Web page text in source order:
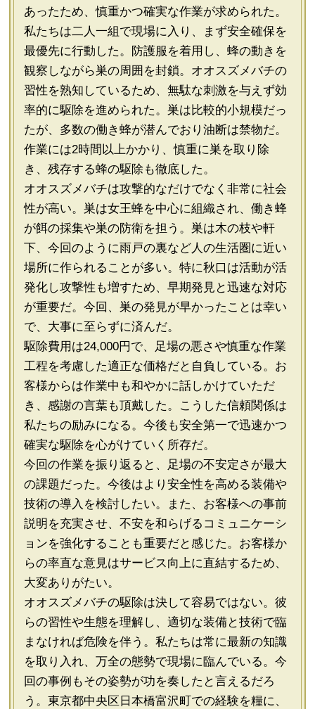
あったため、慎重かつ確実な作業が求められた。
私たちは二人一組で現場に入り、まず安全確保を
最優先に行動した。防護服を着用し、蜂の動きを
観察しながら巣の周囲を封鎖。オオスズメバチの
習性を熟知しているため、無駄な刺激を与えず効
率的に駆除を進められた。巣は比較的小規模だっ
たが、多数の働き蜂が潜んでおり油断は禁物だ。
作業には2時間以上かかり、慎重に巣を取り除
き、残存する蜂の駆除も徹底した。
オオスズメバチは攻撃的なだけでなく非常に社会
性が高い。巣は女王蜂を中心に組織され、働き蜂
が餌の採集や巣の防衛を担う。巣は木の枝や軒
下、今回のように雨戸の裏など人の生活圏に近い
場所に作られることが多い。特に秋口は活動が活
発化し攻撃性も増すため、早期発見と迅速な対応
が重要だ。今回、巣の発見が早かったことは幸い
で、大事に至らずに済んだ。
駆除費用は24,000円で、足場の悪さや慎重な作業
工程を考慮した適正な価格だと自負している。お
客様からは作業中も和やかに話しかけていただ
き、感謝の言葉も頂戴した。こうした信頼関係は
私たちの励みになる。今後も安全第一で迅速かつ
確実な駆除を心がけていく所存だ。
今回の作業を振り返ると、足場の不安定さが最大
の課題だった。今後はより安全性を高める装備や
技術の導入を検討したい。また、お客様への事前
説明を充実させ、不安を和らげるコミュニケーシ
ョンを強化することも重要だと感じた。お客様か
らの率直な意見はサービス向上に直結するため、
大変ありがたい。
オオスズメバチの駆除は決して容易ではない。彼
らの習性や生態を理解し、適切な装備と技術で臨
まなければ危険を伴う。私たちは常に最新の知識
を取り入れ、万全の態勢で現場に臨んでいる。今
回の事例もその姿勢が功を奏したと言えるだろ
う。東京都中央区日本橋富沢町での経験を糧に、